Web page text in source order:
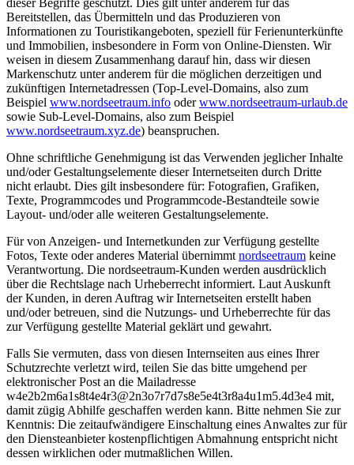
Bereitstellen, das Übermitteln und das Produzieren von
Informationen zu Touristikangeboten, speziell für Ferienunterkünfte
und Immobilien, insbesondere in Form von Online-Diensten. Wir
weisen in diesem Zusammenhang darauf hin, dass wir diesen
Markenschutz unter anderem für die möglichen derzeitigen und
zukünftigen Internetadressen (Top-Level-Domains, also zum
Beispiel www.nordseetraum.info oderwww.nordseetraum-urlaub.de
sowie Sub-Level-Domains, also zum Beispiel
www.nordseetraum.xyz.de) beanspruchen.
Ohne schriftliche Genehmigung ist das Verwenden jeglicher Inhalte
und/oder Gestaltungselemente dieser Internetseiten durch Dritte
nicht erlaubt. Dies gilt insbesondere für: Fotografien, Grafiken,
Texte, Programmcodes und Programmcode-Bestandteile sowie
Layout- und/oder alle weiteren Gestaltungselemente.
Für von Anzeigen- und Internetkunden zur Verfügung gestellte
Fotos, Texte oder anderes Material übernimmt nordseetraum keine
Verantwortung. Die nordseetraum-Kunden werden ausdrücklich
über die Rechtslage nach Urheberrecht informiert. Laut Auskunft
der Kunden, in deren Auftrag wir Internetseiten erstellt haben
und/oder betreuen, sind die Nutzungs- und Urheberrechte für das
zur Verfügung gestellte Material geklärt und gewahrt.
Falls Sie vermuten, dass von diesen Internseiten aus eines Ihrer
Schutzrechte verletzt wird, teilen Sie das bitte umgehend per
elektronischer Post an die Mailadresse
w4e2b2m6a1s8t4e4r3@2n3o7r7d7s8e5e4t3r8a4u1m5.4d3e4 mit,
damit zügig Abhilfe geschaffen werden kann. Bitte nehmen Sie zur
Kenntnis: Die zeitaufwändigere Einschaltung eines Anwaltes zur für
den Diensteanbieter kostenpflichtigen Abmahnung entspricht nicht
dessen wirklichen oder mutmaßlichen Willen.